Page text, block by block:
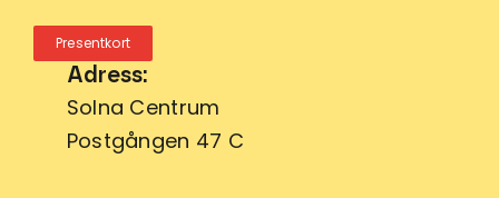
Presentkort
Adress:
Solna Centrum
Postgången 47 C